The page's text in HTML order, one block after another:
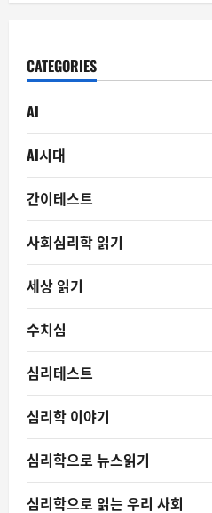
CATEGORIES
AI
AI시대
간이테스트
사회심리학 읽기
세상 읽기
수치심
심리테스트
심리학 이야기
심리학으로 뉴스읽기
심리학으로 읽는 우리 사회